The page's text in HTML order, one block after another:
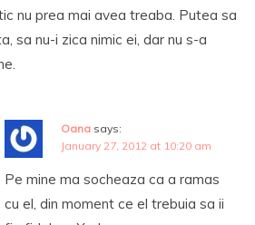
nu prea mai avea treaba. Putea sa
sa nu-i zica nimic ei, dar nu s-a
Oana says:
January 27, 2012 at 10:20 am
Pe mine ma socheaza ca a ramas
cu el, din moment ce el trebuia sa ii